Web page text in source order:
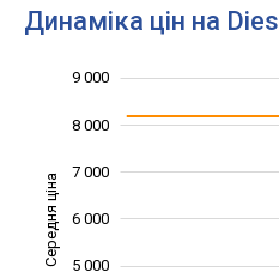
Динаміка цін на
Середня ціна 3 000
5 000
6 000
7 000
8 000
9 000